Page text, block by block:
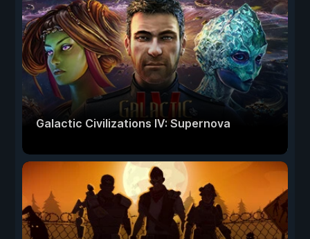
Galactic Civilizations IV: Supernova